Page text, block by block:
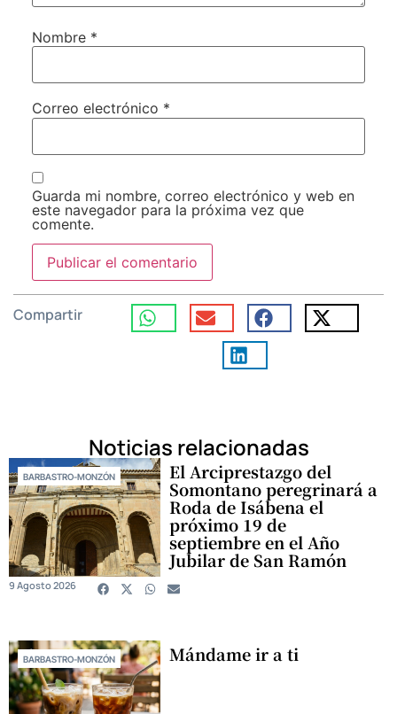
Nombre *
Correo electrónico *
Guarda mi nombre, correo electrónico y web en
este navegador para la próxima vez que
comente.
Compartir
Noticias relacionadas
BARBASTRO-MONZÓN El Arciprestazgo del
Somontano peregrinará a
Roda de Isábena el
próximo 19 de
septiembre en el Año
Jubilar de San Ramón
9 Agosto 2026
BARBASTRO-MONZÓN Mándame ir a ti